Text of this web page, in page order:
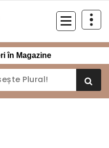
în Magazine